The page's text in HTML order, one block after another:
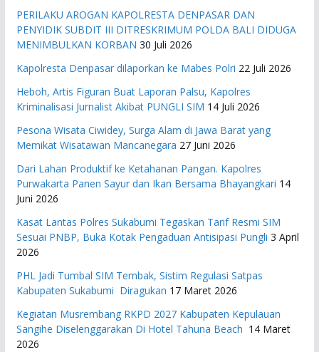
PERILAKU AROGAN KAPOLRESTA DENPASAR DAN
PENYIDIK SUBDIT III DITRESKRIMUM POLDA BALI DIDUGA
MENIMBULKAN KORBAN 30 Juli 2026
Kapolresta Denpasar dilaporkan ke Mabes Polri 22 Juli 2026
Heboh, Artis Figuran Buat Laporan Palsu, Kapolres
Kriminalisasi Jurnalist Akibat PUNGLI SIM 14 Juli 2026
Pesona Wisata Ciwidey, Surga Alam di Jawa Barat yang
Memikat Wisatawan Mancanegara 27 Juni 2026
Dari Lahan Produktif ke Ketahanan Pangan. Kapolres
Purwakarta Panen Sayur dan Ikan Bersama Bhayangkari 14
Juni 2026
Kasat Lantas Polres Sukabumi Tegaskan Tarif Resmi SIM
Sesuai PNBP, Buka Kotak Pengaduan Antisipasi Pungli 3 April
2026
PHL Jadi Tumbal SIM Tembak, Sistim Regulasi Satpas
Kabupaten Sukabumi Diragukan 17 Maret 2026
Kegiatan Musrembang RKPD 2027 ​Kabupaten Kepulauan
Sangihe Diselenggarakan Di Hotel Tahuna Beach 14 Maret
2026